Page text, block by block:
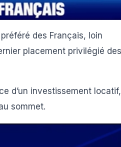
des Français, loin
placement privilégié des
d’un investissement locatif,
sommet.